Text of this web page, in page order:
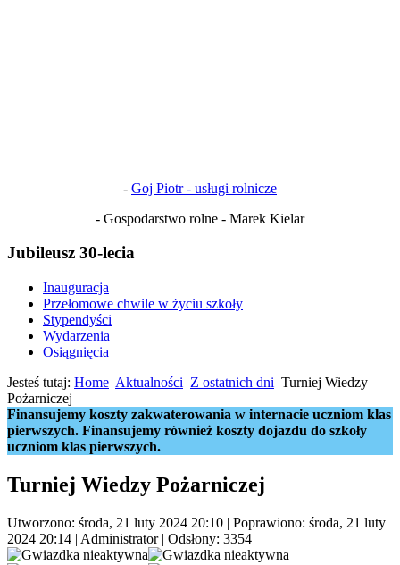
- Goj Piotr - usługi rolnicze
- Gospodarstwo rolne - Marek Kielar
Jubileusz 30-lecia
Inauguracja
Przełomowe chwile w życiu szkoły
Stypendyści
Wydarzenia
Osiągnięcia
Jesteś tutaj: Home Aktualności Z ostatnich dni Turniej Wiedzy
Pożarniczej
Finansujemy koszty zakwaterowania w internacie uczniom klas
pierwszych. Finansujemy również koszty dojazdu do szkoły
uczniom klas pierwszych.
Turniej Wiedzy Pożarniczej
Utworzono: środa, 21 luty 2024 20:10 | Poprawiono: środa, 21 luty
2024 20:14 | Administrator| Odsłony: 3354